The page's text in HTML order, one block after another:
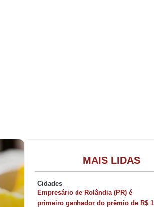
MAIS LIDAS
Cidades
Empresário de Rolândia (PR) é
primeiro ganhador do prêmio de R$ 1